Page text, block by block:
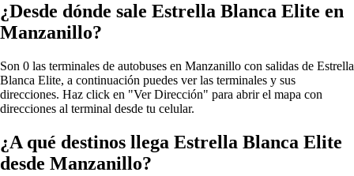
¿Desde dónde sale Estrella Blanca Elite en
Manzanillo?
Son 0 las terminales de autobuses en Manzanillo con salidas de Estrella
Blanca Elite, a continuación puedes ver las terminales y sus
direcciones. Haz click en "Ver Dirección" para abrir el mapa con
direcciones al terminal desde tu celular.
¿A qué destinos llega Estrella Blanca Elite
desde Manzanillo?